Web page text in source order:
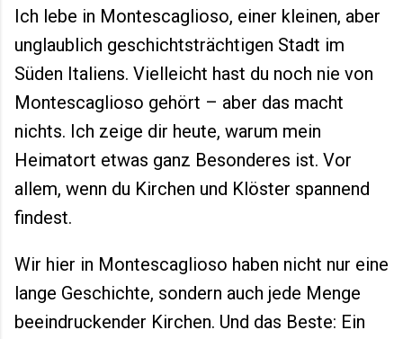
Ich lebe in Montescaglioso, einer kleinen, aber
unglaublich geschichtsträchtigen Stadt im
Süden Italiens. Vielleicht hast du noch nie von
Montescaglioso gehört – aber das macht
nichts. Ich zeige dir heute, warum mein
Heimatort etwas ganz Besonderes ist. Vor
allem, wenn du Kirchen und Klöster spannend
findest.
Wir hier in Montescaglioso haben nicht nur eine
lange Geschichte, sondern auch jede Menge
beeindruckender Kirchen. Und das Beste: Ein